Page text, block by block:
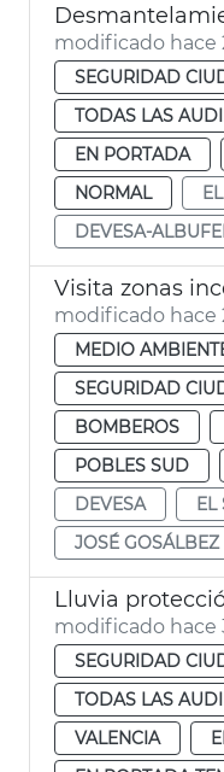
modificado hace
SEGURIDAD
TODAS LAS
EN PORTADA
NORMAL
DEVESA-
Visita zonas
modificado hace
MEDIO
SEGURIDAD
BOMBEROS
POBLES SUD
DEVESA
EL
JOSÉ GOSÁLBEZ
modificado hace
SEGURIDAD
TODAS LAS
VALENCIA